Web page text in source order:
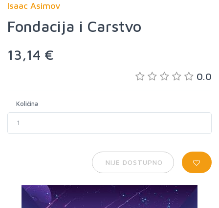
Isaac Asimov
Fondacija i Carstvo
13,14 €
0.0
Količina
NIJE DOSTUPNO